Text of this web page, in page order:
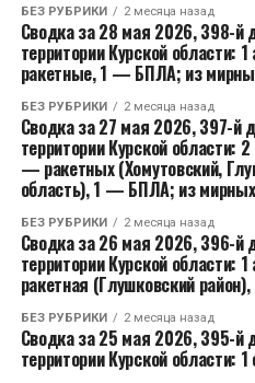
БЕЗ РУБРИКИ 2 месяца назад
Сводка за 28 мая 2026, 398-й
территории Курской области:
ракетные, 1 — БПЛА; из
БЕЗ РУБРИКИ 2 месяца назад
Сводка за 27 мая 2026, 397-й
территории Курской области:
— ракетных (Хомутовский,
область), 1 — БПЛА; из
БЕЗ РУБРИКИ 2 месяца назад
Сводка за 26 мая 2026, 396-й
территории Курской области:
ракетная (Глушковский
БЕЗ РУБРИКИ 2 месяца назад
Сводка за 25 мая 2026, 395-й
территории Курской области: